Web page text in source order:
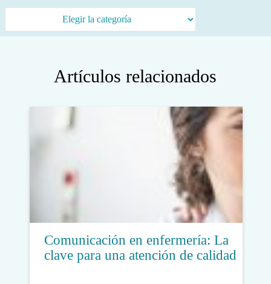
Artículos relacionados
Comunicación en enfermería: La
clave para una atención de calidad